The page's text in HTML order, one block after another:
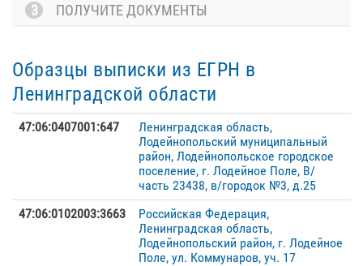
3 ПОЛУЧИТЕ ДОКУМЕНТЫ
Образцы выписки из ЕГРН в
Ленинградской области
47:06:0407001:647
Ленинградская область,
Лодейнопольский муниципальный
район, Лодейнопольское городское
поселение, г. Лодейное Поле, В/
часть 23438, в/городок №3, д.25
47:06:0102003:3663
Российская Федерация,
Ленинградская область,
Лодейнопольский район, г. Лодейное
Поле, ул. Коммунаров, уч. 17